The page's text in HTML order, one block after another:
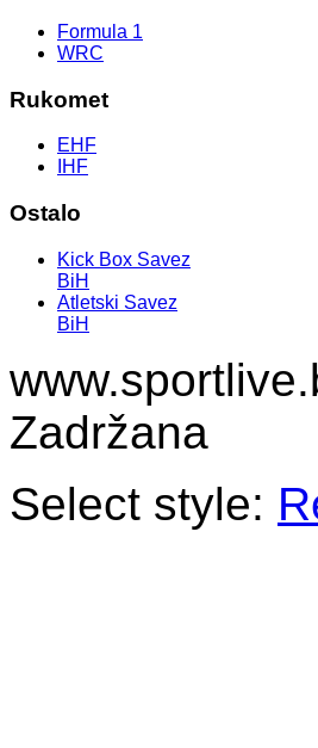
Formula 1
WRC
Rukomet
EHF
IHF
Ostalo
Kick Box Savez
BiH
Atletski Savez
BiH
Zadržana
Select style: